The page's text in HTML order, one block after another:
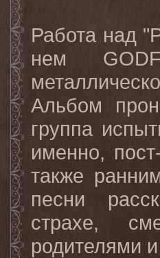
Работа над "
нем
Альбом
группа
именно,
также
песни
страхе,
родителями